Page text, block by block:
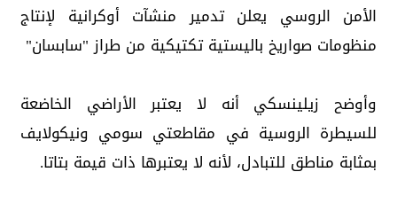
الأمن الروسي يعلن تدمير منشآت أوكرانية لإنتاج
منظومات صواريخ باليستية تكتيكية من طراز "سابسان"
وأوضح زيلينسكي أنه لا يعتبر الأراضي الخاضعة
للسيطرة الروسية في مقاطعتي سومي ونيكولايف
بمثابة مناطق للتبادل، لأنه لا يعتبرها ذات قيمة بتاتا.